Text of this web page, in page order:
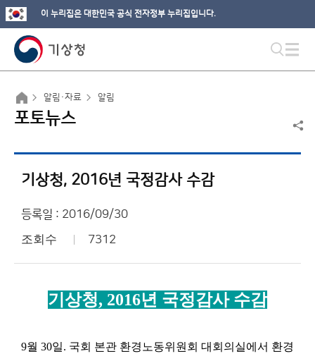
이 누리집은 대한민국 공식 전자정부 누리집입니다.
알림·자료 알림
포토뉴스
기상청, 2016년 국정감사 수감
등록일 : 2016/09/30
조회수 7312
기상청, 2016년 국정감사 수감
9월 30일. 국회 본관 환경노동위원회 대회의실에서 환경